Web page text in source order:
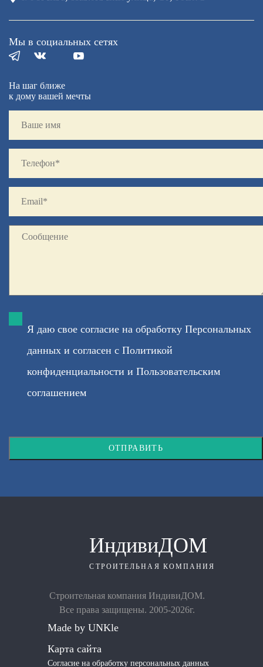
Мы в социальных сетях
На шаг ближе
к дому вашей мечты
Я даю свое согласие на обработкуПерсональных
данных и согласен сПолитикой
конфиденциальности иПользовательским
соглашением
ОТПРАВИТЬ
ИндивиДОМ
СТРОИТЕЛЬНАЯ КОМПАНИЯ
Строительная компания ИндивиДОМ.
Все права защищены. 2005-2026г.
Made by UNKle
Карта сайта
Согласие на обработку персональных данных